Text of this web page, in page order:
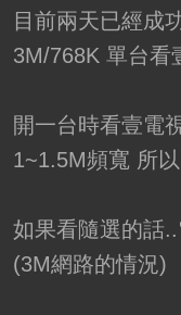
目前兩天已經成
3M/768K 單台看
開一台時看壹電
1~1.5M頻寬 所
如果看隨選的話
(3M網路的情況)